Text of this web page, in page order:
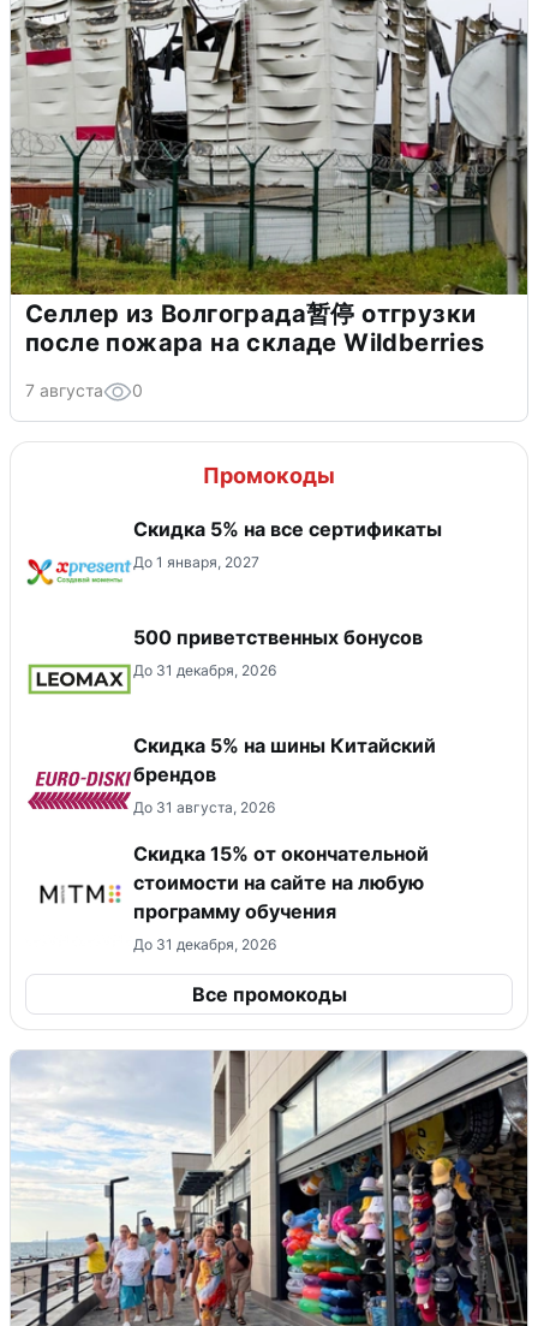
Селлер из Волгограда暂停 отгрузки
после пожара на складе Wildberries
7 августа 0
Промокоды
Скидка 5% на все сертификаты
До 1 января, 2027
500 приветственных бонусов
До 31 декабря, 2026
​Скидка 5% на шины Китайский
брендов
До 31 августа, 2026
Скидка 15% от окончательной
стоимости на сайте на любую
программу обучения
До 31 декабря, 2026
Все промокоды